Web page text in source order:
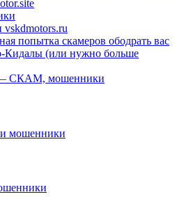
попытка скамеров ободрать вас
Кидалы (или нужно больше
— СКАМ, мошенники
мошенники